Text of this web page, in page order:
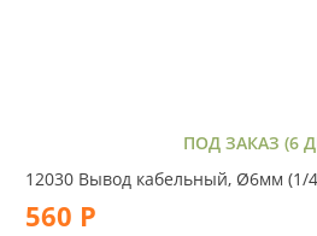
ПОД ЗАКАЗ (6
12030 Вывод кабельный, Ø6мм (1/
560 Р